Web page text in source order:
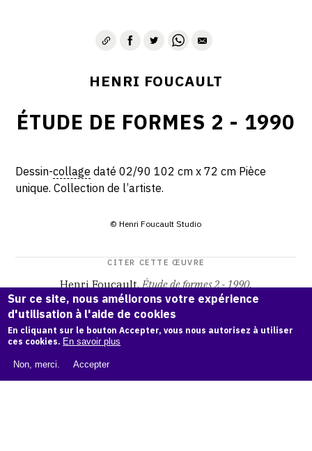
HENRI FOUCAULT
ÉTUDE DE FORMES 2 - 1990
Dessin-collage daté 02/90 102 cm x 72 cm Pièce
unique. Collection de l’artiste.
© Henri Foucault Studio
CITER CETTE ŒUVRE
Henri Foucault, Étude de formes 2 - 1990.
Catalogue raisonné Henri Foucault, OAM.ark:38997/o16k
dk
COPIER LA CITATION
Sur ce site, nous améliorons votre expérience
d'utilisation à l'aide de cookies
En cliquant sur le bouton Accepter, vous nous autorisez à utiliser
ces cookies. En savoir plus
Non, merci. Accepter